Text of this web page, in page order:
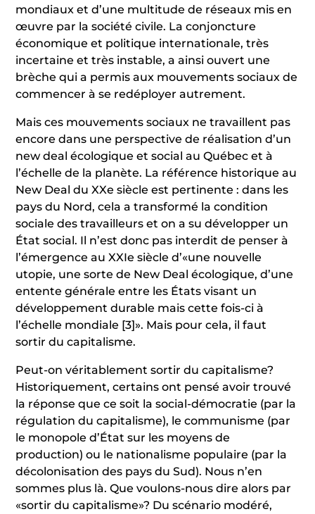
mondiaux et d’une multitude de réseaux mis en
œuvre par la société civile. La conjoncture
économique et politique internationale, très
incertaine et très instable, a ainsi ouvert une
brèche qui a permis aux mouvements sociaux de
commencer à se redéployer autrement.
Mais ces mouvements sociaux ne travaillent pas
encore dans une perspective de réalisation d’un
new deal écologique et social au Québec et à
l’échelle de la planète. La référence historique au
New Deal du XXe siècle est pertinente : dans les
pays du Nord, cela a transformé la condition
sociale des travailleurs et on a su développer un
État social. Il n’est donc pas interdit de penser à
l’émergence au XXIe siècle d’«une nouvelle
utopie, une sorte de New Deal écologique, d’une
entente générale entre les États visant un
développement durable mais cette fois-ci à
l’échelle mondiale [3]». Mais pour cela, il faut
sortir du capitalisme.
Peut-on véritablement sortir du capitalisme?
Historiquement, certains ont pensé avoir trouvé
la réponse que ce soit la social-démocratie (par la
régulation du capitalisme), le communisme (par
le monopole d’État sur les moyens de
production) ou le nationalisme populaire (par la
décolonisation des pays du Sud). Nous n’en
sommes plus là. Que voulons-nous dire alors par
«sortir du capitalisme»? Du scénario modéré,